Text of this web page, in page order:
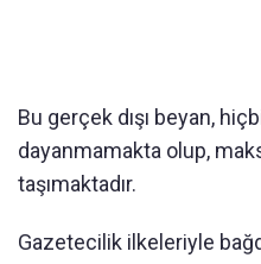
Bu gerçek dışı beyan,
dayanmamakta olup,
taşımaktadır.
Gazetecilik ilkeleriyle